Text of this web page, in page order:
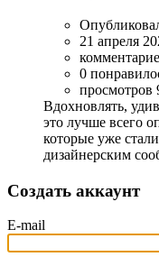
21 апреля
0
просмотров
Вдохновлять,
это лучше всего
которые уже
дизайнерским
Создать аккаунт
E-mail